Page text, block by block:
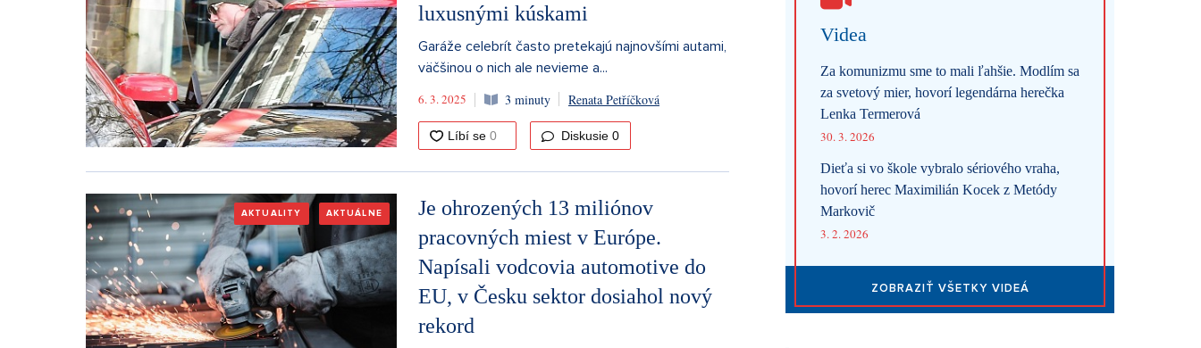
luxusnými kúskami
Garáže celebrít často pretekajú najnovšími autami,
väčšinou o nich ale nevieme a...
6. 3. 2025 3 minuty Renata Petříčková
Diskusie 0
AKTUALITY AKTUÁLNE
Je ohrozených 13 miliónov
pracovných miest v Európe.
Napísali vodcovia automotive do
EU, v Česku sektor dosiahol nový
rekord
Videa
Za komunizmu sme to mali ľahšie. Modlím sa
za svetový mier, hovorí legendárna herečka
Lenka Termerová
30. 3. 2026
Dieťa si vo škole vybralo sériového vraha,
hovorí herec Maximilián Kocek z Metódy
Markovič
3. 2. 2026
ZOBRAZIŤ VŠETKY VIDEÁ